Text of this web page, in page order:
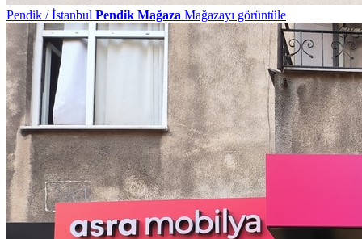
Pendik / İstanbul Pendik Mağaza Mağazayı görüntüle